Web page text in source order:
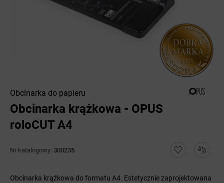
Obcinarka do papieru
Obcinarka krążkowa - OPUS
roloCUT A4
Nr katalogowy: 300235
Obcinarka krążkowa do formatu A4. Estetycznie zaprojektowana